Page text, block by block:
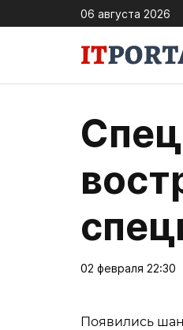
06 августа 2026
02 февраля 22:30
Появились